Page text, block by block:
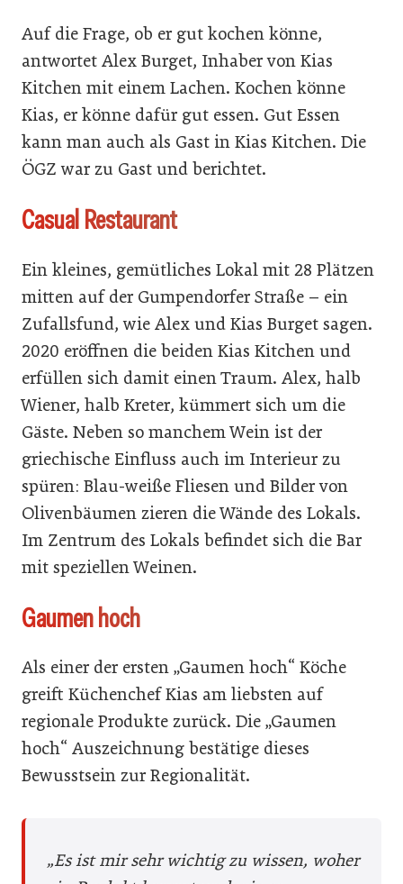
Auf die Frage, ob er gut kochen könne,
antwortet Alex Burget, Inhaber von Kias
Kitchen mit einem Lachen. Kochen könne
Kias, er könne dafür gut essen. Gut Essen
kann man auch als Gast in Kias Kitchen. Die
ÖGZ war zu Gast und berichtet.
Casual Restaurant
Ein kleines, gemütliches Lokal mit 28 Plätzen
mitten auf der Gumpendorfer Straße – ein
Zufallsfund, wie Alex und Kias Burget sagen.
2020 eröffnen die beiden Kias Kitchen und
erfüllen sich damit einen Traum. Alex, halb
Wiener, halb Kreter, kümmert sich um die
Gäste. Neben so manchem Wein ist der
griechische Einfluss auch im Interieur zu
spüren: Blau-weiße Fliesen und Bilder von
Olivenbäumen zieren die Wände des Lokals.
Im Zentrum des Lokals befindet sich die Bar
mit speziellen Weinen.
Gaumen hoch
Als einer der ersten „Gaumen hoch“ Köche
greift Küchenchef Kias am liebsten auf
regionale Produkte zurück. Die „Gaumen
hoch“ Auszeichnung bestätige dieses
Bewusstsein zur Regionalität.
„Es ist mir sehr wichtig zu wissen, woher